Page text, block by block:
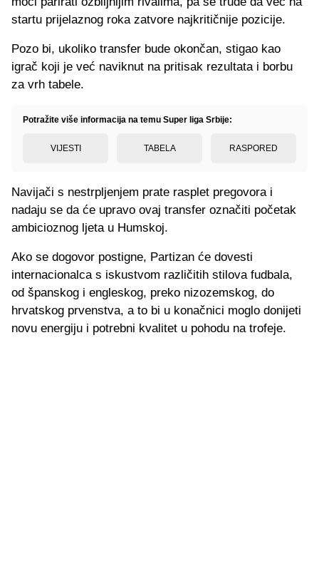
startu prijelaznog roka zatvore najkritičnije pozicije.
Pozo bi, ukoliko transfer bude okončan, stigao kao
igrač koji je već naviknut na pritisak rezultata i borbu
za vrh tabele.
Potražite više informacija na temu Super liga Srbije:
VIJESTI TABELA RASPORED
Navijači s nestrpljenjem prate rasplet pregovora i
nadaju se da će upravo ovaj transfer označiti početak
ambicioznog ljeta u Humskoj.
Ako se dogovor postigne, Partizan će dovesti
internacionalca s iskustvom različitih stilova fudbala,
od španskog i engleskog, preko nizozemskog, do
hrvatskog prvenstva, a to bi u konačnici moglo donijeti
novu energiju i potrebni kvalitet u pohodu na trofeje.